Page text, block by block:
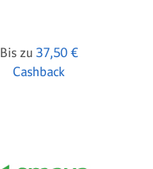
Bis zu 37,50 €
Cashback